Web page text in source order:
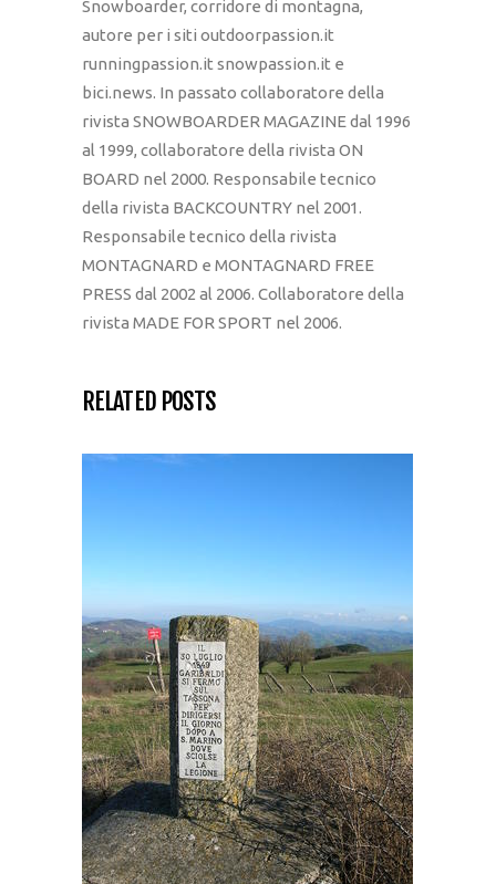
Snowboarder, corridore di montagna,
autore per i siti outdoorpassion.it
runningpassion.it snowpassion.it e
bici.news. In passato collaboratore della
rivista SNOWBOARDER MAGAZINE dal 1996
al 1999, collaboratore della rivista ON
BOARD nel 2000. Responsabile tecnico
della rivista BACKCOUNTRY nel 2001.
Responsabile tecnico della rivista
MONTAGNARD e MONTAGNARD FREE
PRESS dal 2002 al 2006. Collaboratore della
rivista MADE FOR SPORT nel 2006.
RELATED POSTS